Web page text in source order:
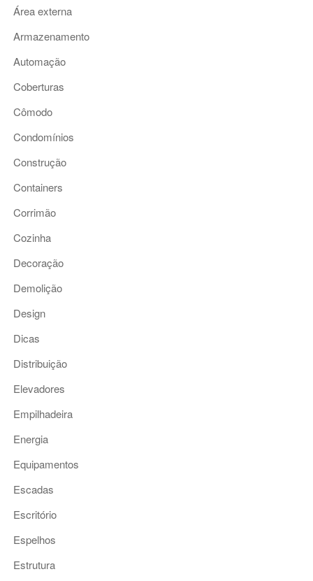
Área externa
Armazenamento
Automação
Coberturas
Cômodo
Condomínios
Construção
Containers
Corrimão
Cozinha
Decoração
Demolição
Design
Dicas
Distribuição
Elevadores
Empilhadeira
Energia
Equipamentos
Escadas
Escritório
Espelhos
Estrutura